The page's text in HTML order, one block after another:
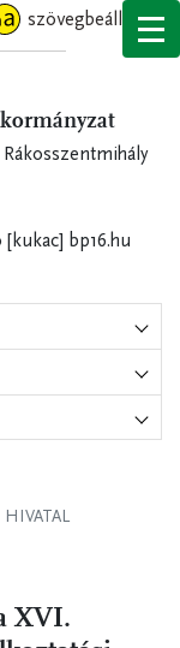
szövegbeállítások
[kukac] bp16.hu
XVI.